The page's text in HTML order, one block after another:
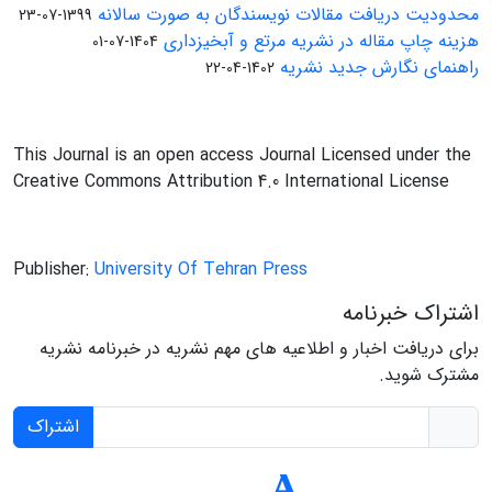
محدودیت دریافت مقالات نویسندگان به صورت سالانه 1399-07-23
هزینه چاپ مقاله در نشریه مرتع و آبخیزداری 1404-07-01
راهنمای نگارش جدید نشریه 1402-04-22
This Journal is an open access Journal Licensed under the
Creative Commons Attribution 4.0 International License
Publisher: University Of Tehran Press
اشتراک خبرنامه
برای دریافت اخبار و اطلاعیه های مهم نشریه در خبرنامه نشریه
مشترک شوید.
اشتراک